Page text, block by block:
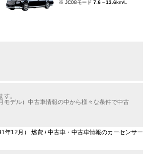
※ JC08モード 7.6～13.6km/L
。
デル）中古車情報の中から様々な条件で中古
年12月） 燃費 / 中古車・中古車情報のカーセンサー